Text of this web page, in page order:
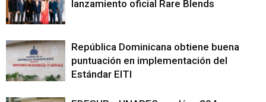
lanzamiento oficial Rare Blends
República Dominicana obtiene buena
puntuación en implementación del
Estándar EITI